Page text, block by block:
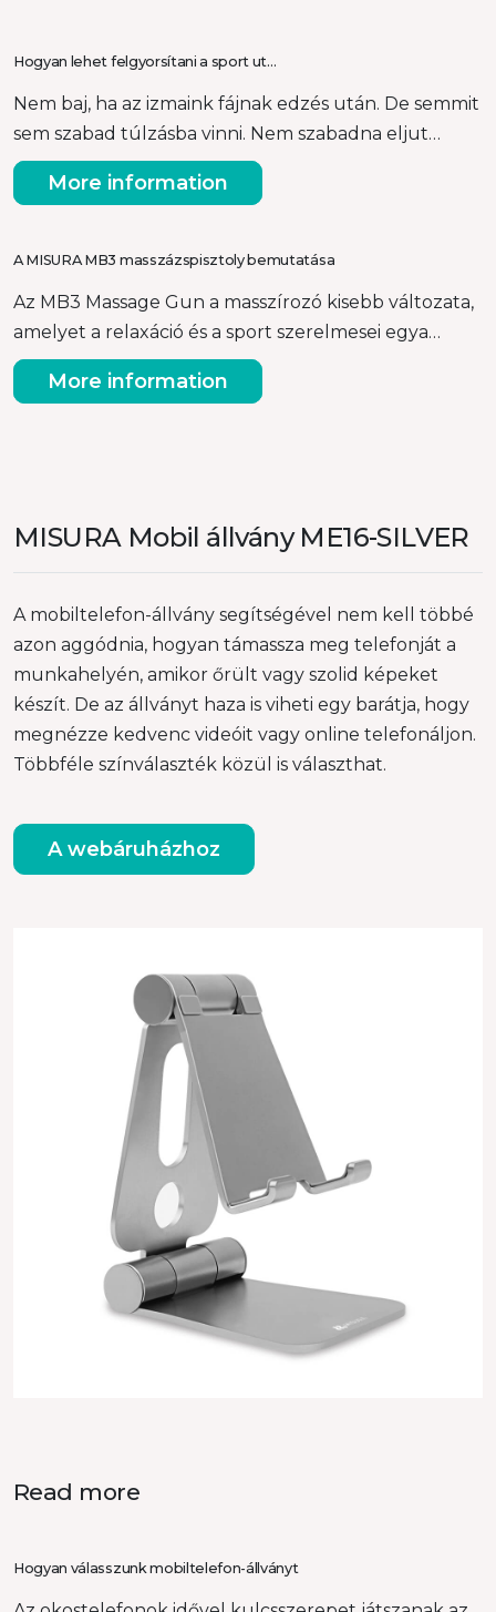
Hogyan lehet felgyorsítani a sport ut…
Nem baj, ha az izmaink fájnak edzés után. De semmit
sem szabad túlzásba vinni. Nem szabadna eljut…
More information
A MISURA MB3 masszázspisztoly bemutatása
Az MB3 Massage Gun a masszírozó kisebb változata,
amelyet a relaxáció és a sport szerelmesei egya…
More information
MISURA Mobil állvány ME16-SILVER
A mobiltelefon-állvány segítségével nem kell többé
azon aggódnia, hogyan támassza meg telefonját a
munkahelyén, amikor őrült vagy szolid képeket
készít. De az állványt haza is viheti egy barátja, hogy
megnézze kedvenc videóit vagy online telefonáljon.
Többféle színválaszték közül is választhat.
A webáruházhoz
Read more
Hogyan válasszunk mobiltelefon-állványt